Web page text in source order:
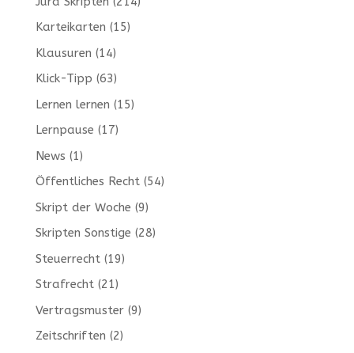
Karteikarten (15)
Klausuren (14)
Klick-Tipp (63)
Lernen lernen (15)
Lernpause (17)
News (1)
Öffentliches Recht(54)
Skript der Woche (9)
Skripten Sonstige (28)
Steuerrecht(19)
Strafrecht(21)
Vertragsmuster(9)
Zeitschriften (2)